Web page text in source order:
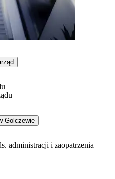
Golczewie
administracji i zaopatrzenia